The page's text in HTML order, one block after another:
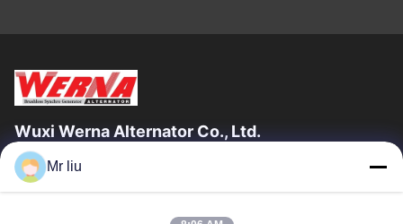
Wuxi Werna Alternator Co., Ltd.
ลิงก์ด่วน
Mr liu